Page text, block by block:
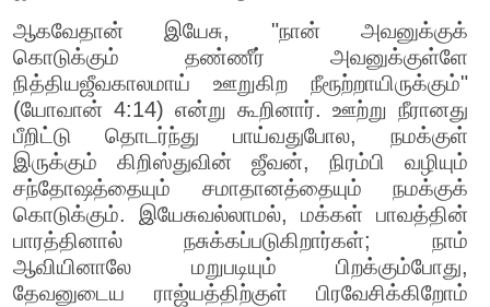
ஆகவேதான் இயேசு, "நான் அவனுக்குக்
கொடுக்கும் தண்ணீர் அவனுக்குள்ளே
நித்தியஜீவகாலமாய் ஊறுகிற நீரூற்றாயிருக்கும்"
(யோவான் 4:14) என்று கூறினார். ஊற்று நீரானது
பீறிட்டு தொடர்ந்து பாய்வதுபோல, நமக்குள்
இருக்கும் கிறிஸ்துவின் ஜீவன், நிரம்பி வழியும்
சந்தோஷத்தையும் சமாதானத்தையும் நமக்குக்
கொடுக்கும். இயேசுவல்லாமல், மக்கள் பாவத்தின்
பாரத்தினால் நசுக்கப்படுகிறார்கள்; நாம்
ஆவியினாலே மறுபடியும் பிறக்கும்போது,
தேவனுடைய ராஜ்யத்திற்குள் பிரவேசிக்கிறோம்